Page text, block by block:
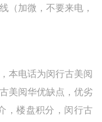
（加微，不要来电，
电话为闵行古美阅
美阅华优缺点，优劣
，楼盘积分，闵行古